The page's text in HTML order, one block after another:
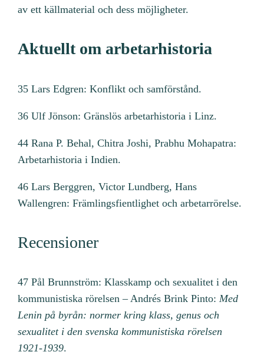
av ett källmaterial och dess möjligheter.
Aktuellt om arbetarhistoria
35 Lars Edgren: Konflikt och samförstånd.
36 Ulf Jönson: Gränslös arbetarhistoria i Linz.
44 Rana P. Behal, Chitra Joshi, Prabhu Mohapatra:
Arbetarhistoria i Indien.
46 Lars Berggren, Victor Lundberg, Hans
Wallengren: Främlingsfientlighet och arbetarrörelse.
Recensioner
47 Pål Brunnström: Klasskamp och sexualitet i den
kommunistiska rörelsen – Andrés Brink Pinto:Med
Lenin på byrån: normer kring klass, genus och
sexualitet i den svenska kommunistiska rörelsen
1921-1939.